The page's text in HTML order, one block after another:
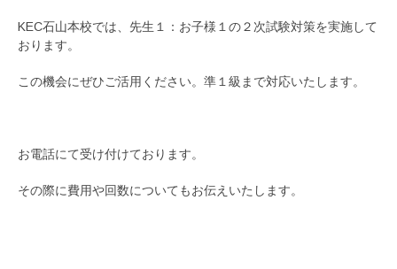
KEC石山本校では、先生１：お子様１の２次試験対策を実施して
おります。
この機会にぜひご活用ください。準１級まで対応いたします。
お電話にて受け付けております。
その際に費用や回数についてもお伝えいたします。